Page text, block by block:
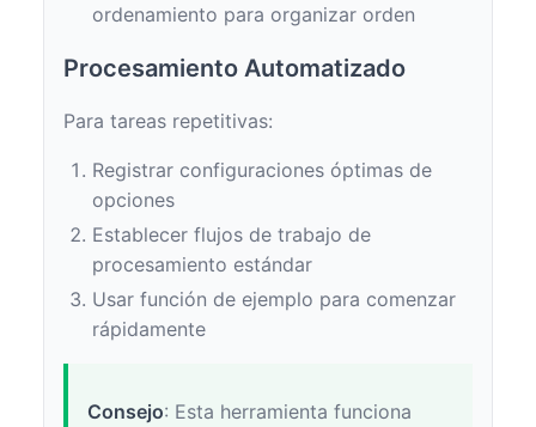
ordenamiento para organizar orden
Procesamiento Automatizado
Para tareas repetitivas:
Registrar configuraciones óptimas de
opciones
Establecer flujos de trabajo de
procesamiento estándar
Usar función de ejemplo para comenzar
rápidamente
Consejo: Esta herramienta funciona